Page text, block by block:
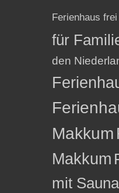
Ferienhaus frei
für
den
Makkum
Makkum
mit Sauna